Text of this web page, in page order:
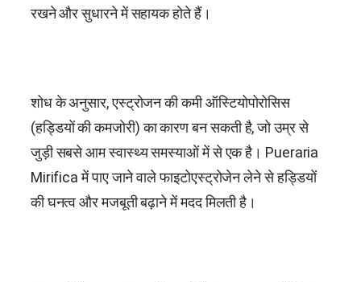
रखने और सुधारने में सहायक होते हैं।
शोध के अनुसार, एस्ट्रोजन की कमी ऑस्टियोपोरोसिस
(हड्डियों की कमजोरी) का कारण बन सकती है, जो उम्र से
जुड़ी सबसे आम स्वास्थ्य समस्याओं में से एक है। Pueraria
Mirificaमें पाए जाने वाले फाइटोएस्ट्रोजेन लेने से हड्डियों
की घनत्व और मजबूती बढ़ाने में मदद मिलती है।